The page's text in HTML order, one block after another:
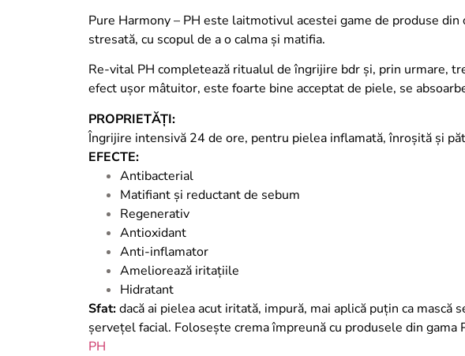
Pure Harmony – PH este laitmotivul acestei game de produse
stresată, cu scopul de a o calma și matifia.
Re-vital PH completează ritualul de îngrijire bdr și, prin urmare,
efect ușor mâtuitor, este foarte bine acceptat de piele, se
PROPRIETĂȚI:
Îngrijire intensivă 24 de ore, pentru pielea inflamată, înroșită și
EFECTE:
Antibacterial
Matifiant și reductant de sebum
Regenerativ
Antioxidant
Anti-inflamator
Ameliorează iritațiile
Hidratant
Sfat:dacă ai pielea acut iritată, impură, mai aplică puțin ca
șervețel facial. Folosește crema împreună cu produsele din gama
PH